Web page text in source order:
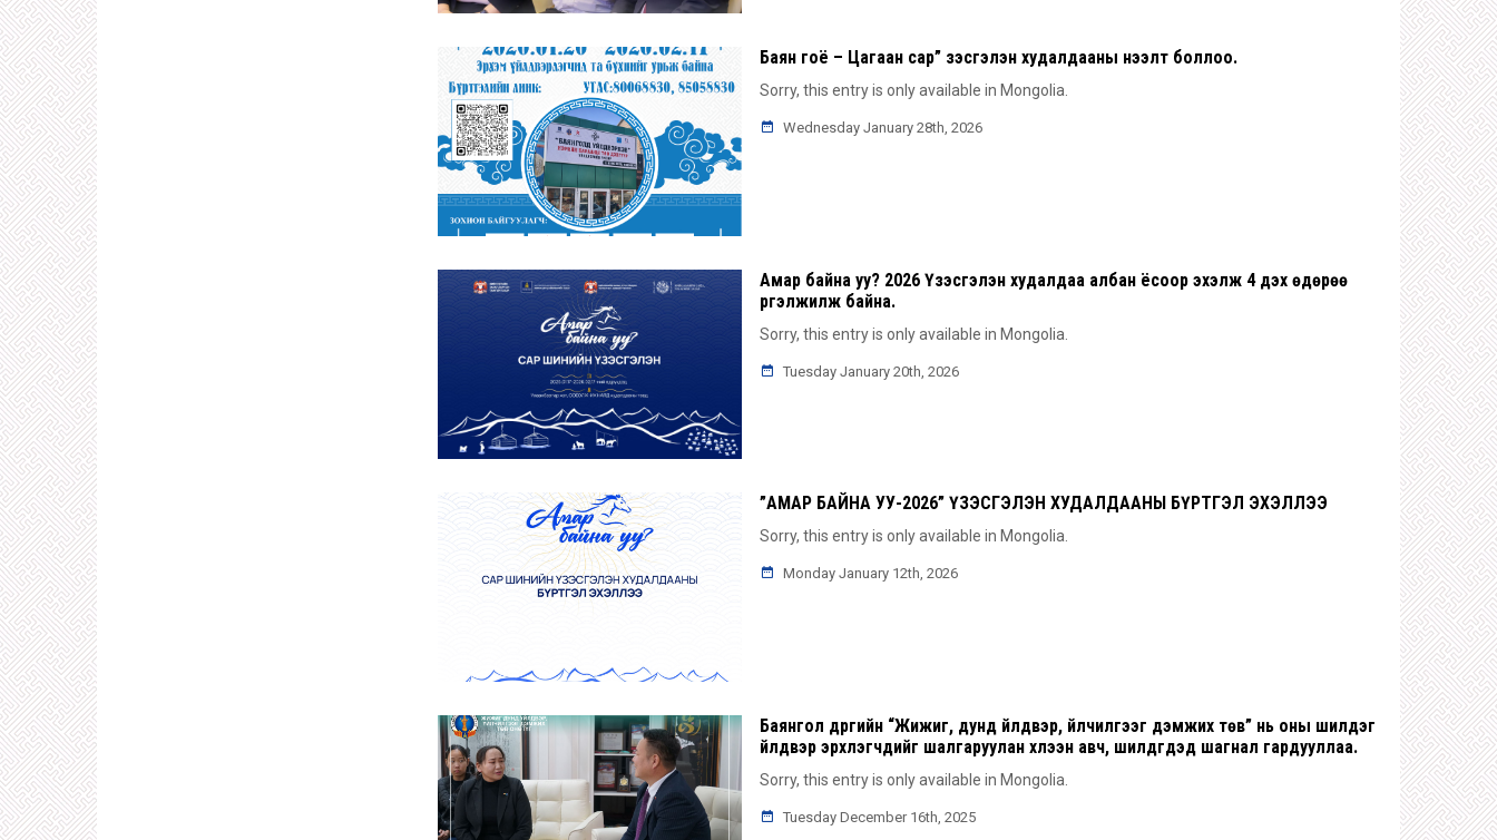
Баян гоё – Цагаан сар” үзэсгэлэн худалдааны нээлт боллоо.
Sorry, this entry is only available in Mongolia.
Wednesday January 28th, 2026
Амар байна уу? 2026 Үзэсгэлэн худалдаа албан ёсоор эхэлж 4 дэх өдөрөө
үргэлжилж байна.
Sorry, this entry is only available in Mongolia.
Tuesday January 20th, 2026
”АМАР БАЙНА УУ-2026” ҮЗЭСГЭЛЭН ХУДАЛДААНЫ БҮРТГЭЛ ЭХЭЛЛЭЭ
Sorry, this entry is only available in Mongolia.
Monday January 12th, 2026
Баянгол дүүргийн “Жижиг, дунд үйлдвэр, үйлчилгээг дэмжих төв” нь оны шилдэг
үйлдвэр эрхлэгчдийг шалгаруулан хүлээн авч, шилдгүүдэд шагнал гардууллаа.
Sorry, this entry is only available in Mongolia.
Tuesday December 16th, 2025